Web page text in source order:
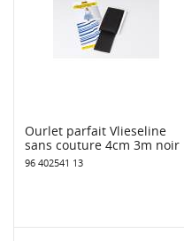
Ourlet parfait Vlieseline
sans couture 4cm 3m noir
96 402541 13